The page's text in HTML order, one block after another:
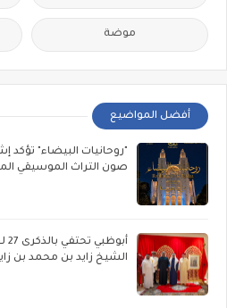
موضة
أفضل المواضيع
"روحانيات البيضاء"
صون التراث الموسيقي
الشيخ زايد بن محمد بن